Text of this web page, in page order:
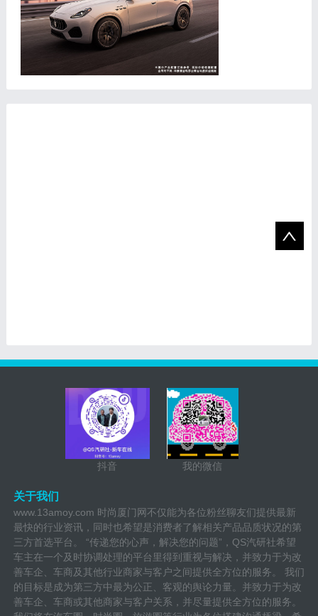
抖音 我的微信
关于我们
www.13amoy.com 时尚厦门网不仅能为各位粉丝聊友们提供最新
最快的行业资讯，同时也希望是消费者了解相关产品品质状况的第
三方首选平台。 “传递您的心声，解决您的问题”，QS汽研社希望
车主在一个及时协调处理的平台里得到重视与解决，并致力于为改
善车企、车商及其他行业商家与客户之间提供全方位的服务。 我们
的目标是成为第三方中最为公正、客观的舆论力量。并致力于为改
善车企、车商或其他商家与客户关系，并尽量提供全方位的服务。